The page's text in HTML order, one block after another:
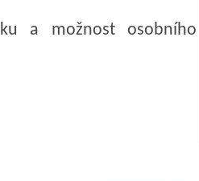
a možnost osobního